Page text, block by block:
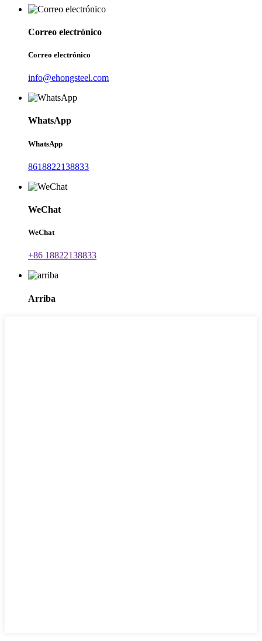
Correo electrónico
Correo electrónico
info@ehongsteel.com
WhatsApp
WhatsApp
8618822138833
WeChat
WeChat
+86 18822138833
Arriba